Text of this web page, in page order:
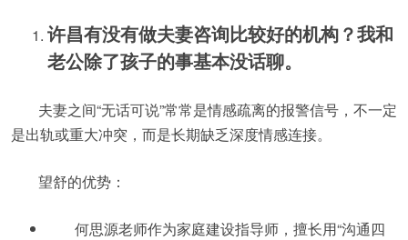
许昌有没有做夫妻咨询比较好的机构？我和
老公除了孩子的事基本没话聊。
夫妻之间“无话可说”常常是情感疏离的报警信号，不一定
是出轨或重大冲突，而是长期缺乏深度情感连接。
望舒的优势：
何思源老师作为家庭建设指导师，擅长用“沟通四